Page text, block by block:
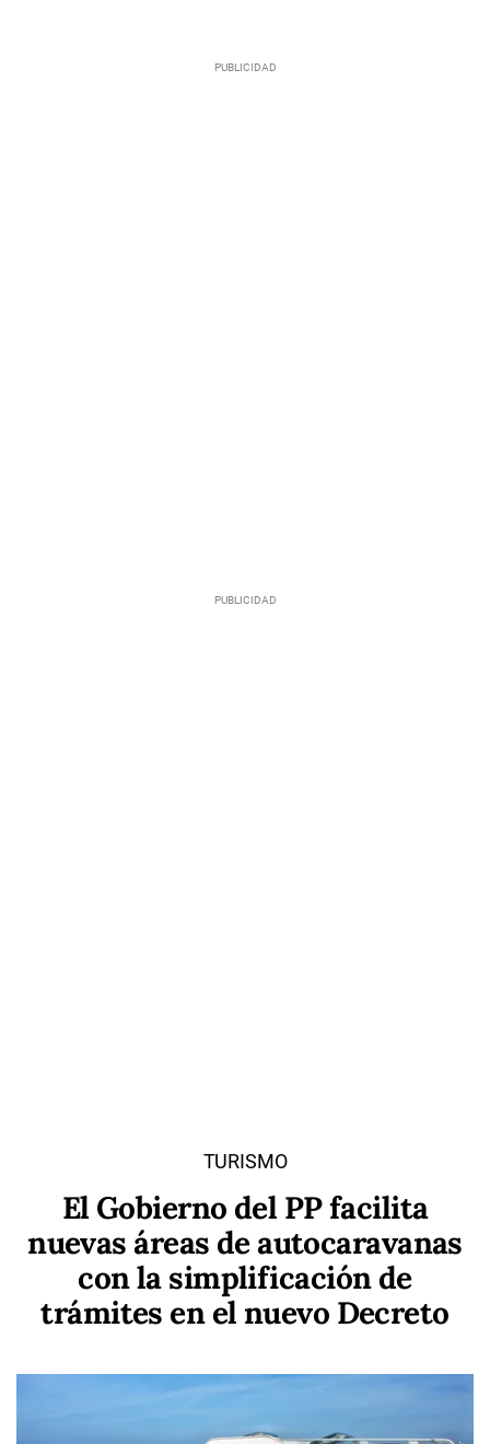
TURISMO
El Gobierno del PP facilita
nuevas áreas de autocaravanas
con la simplificación de
trámites en el nuevo Decreto